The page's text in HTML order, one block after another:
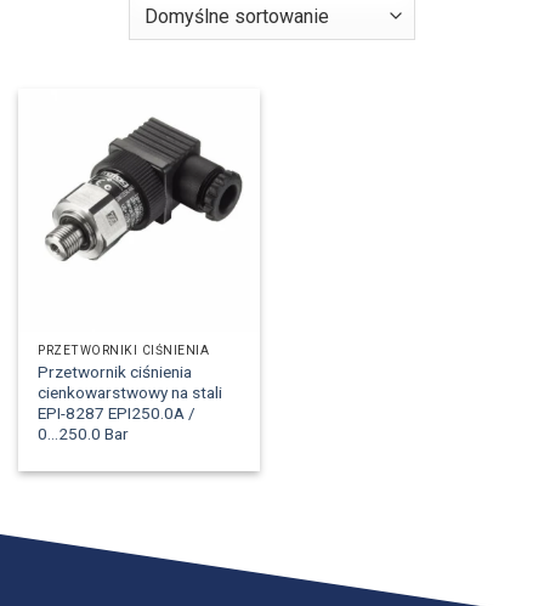
PRZETWORNIKI CIŚNIENIA
Przetwornik ciśnienia
cienkowarstwowy na stali
EPI-8287 EPI250.0A /
0...250.0 Bar